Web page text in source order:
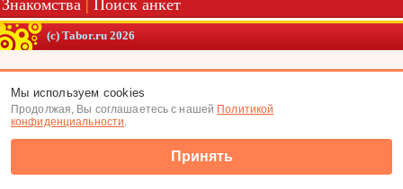
Знакомства | Поиск анкет
(c) Tabor.ru 2026
Мы используем cookies
Продолжая, Вы соглашаетесь с нашей Политикой
конфиденциальности.
Принять